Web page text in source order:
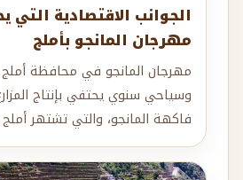
الجوانب الاقتصادية التي
مهرجان المانجو بأملج
وسياحي سنوي يحتفي بإنتاج
فاكهة المانجو، والتي تشتهر أملج